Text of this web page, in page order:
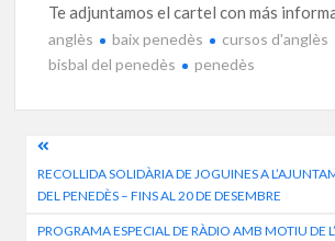
Te adjuntamos el cartel con más
anglès baix penedès cursos d'anglès
bisbal del penedès
penedès
Navegació
d'entrades
RECOLLIDA SOLIDÀRIA DE JOGUINES A
DEL PENEDÈS – FINS AL 20 DE DESEMBRE
PROGRAMA ESPECIAL DE RÀDIO AMB MOTIU DE